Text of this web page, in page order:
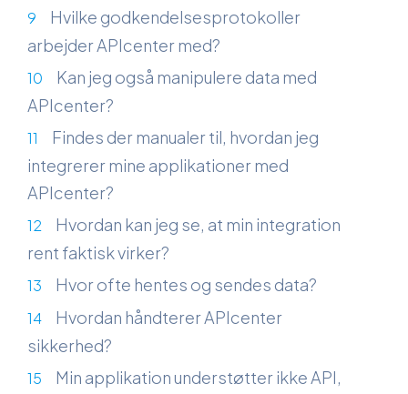
Hvilke godkendelsesprotokoller
arbejder APIcenter med?
Kan jeg også manipulere data med
APIcenter?
Findes der manualer til, hvordan jeg
integrerer mine applikationer med
APIcenter?
Hvordan kan jeg se, at min integration
rent faktisk virker?
Hvor ofte hentes og sendes data?
Hvordan håndterer APIcenter
sikkerhed?
Min applikation understøtter ikke API,